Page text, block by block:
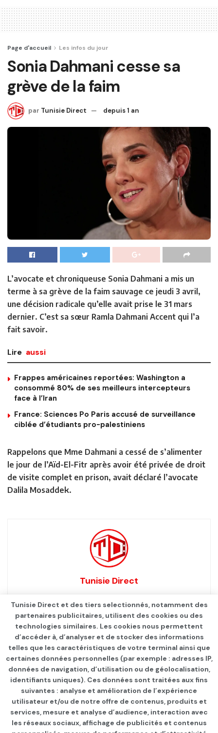
Page d'accueil Les infos du jour
Sonia Dahmani cesse sa
grève de la faim
par Tunisie Direct depuis 1 an
L’avocate et chroniqueuse Sonia Dahmani a mis un
terme à sa grève de la faim sauvage ce jeudi 3 avril,
une décision radicale qu’elle avait prise le 31 mars
dernier. C’est sa sœur Ramla Dahmani Accent qui l’a
fait savoir.
Lire aussi
Frappes américaines reportées: Washington a
consommé 80% de ses meilleurs intercepteurs
face à l’Iran
France: Sciences Po Paris accusé de surveillance
ciblée d’étudiants pro-palestiniens
Rappelons que Mme Dahmani a cessé de s’alimenter
le jour de l’Aïd-El-Fitr après avoir été privée de droit
de visite complet en prison, avait déclaré l’avocate
Dalila Mosaddek.
Tunisie Direct
Qui sommes-nous ? Advertise Contact S’identifier
Tunisie Direct et des tiers selectionnés, notamment des
partenaires publicitaires, utilisent des cookies ou des
technologies similaires. Les cookies nous permettent
d’accéder à, d’analyser et de stocker des informations
telles que les caractéristiques de votre terminal ainsi que
certaines données personnelles (par exemple : adresses IP,
données de navigation, d’utilisation ou de géolocalisation,
identifiants uniques). Ces données sont traitées aux fins
suivantes : analyse et amélioration de l’expérience
utilisateur et/ou de notre offre de contenus, produits et
services, mesure et analyse d’audience, interaction avec
les réseaux sociaux, affichage de publicités et contenus